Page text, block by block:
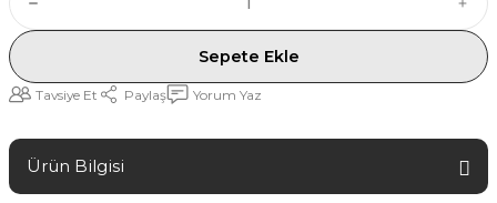
Sepete Ekle
Tavsiye Et Paylaş Yorum Yaz
Ürün Bilgisi